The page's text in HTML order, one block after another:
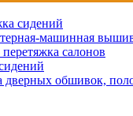
сидений
машинная
салонов
дверных обшивок,